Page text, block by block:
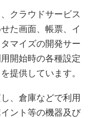
クラウドサービス
た画面、帳票、イ
マイズの開発サー
開始時の各種設定
提供しています。
、倉庫などで利用
ント等の機器及び